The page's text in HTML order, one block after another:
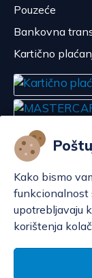
Kako bismo
funkcionalnost
upotrebljavaju
korištenja
Pouzeće
Bankovna
Kartično